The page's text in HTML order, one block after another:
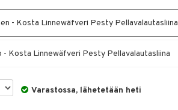
- Kosta Linnewäfveri Pesty Pellavalautasliina
- Kosta Linnewäfveri Pesty Pellavalautasliina
Varastossa, lähetetään heti